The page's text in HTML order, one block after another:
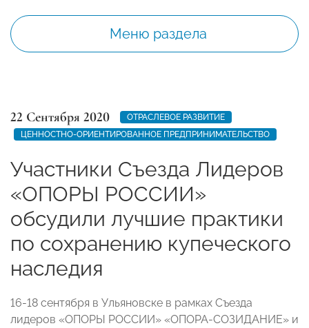
Меню раздела
22 Сентября 2020
ОТРАСЛЕВОЕ РАЗВИТИЕ
ЦЕННОСТНО-ОРИЕНТИРОВАННОЕ ПРЕДПРИНИМАТЕЛЬСТВО
Участники Съезда Лидеров
«ОПОРЫ РОССИИ»
обсудили лучшие практики
по сохранению купеческого
наследия
16-18 сентября в Ульяновске в рамках Съезда
лидеров «ОПОРЫ РОССИИ» «ОПОРА-СОЗИДАНИЕ» и